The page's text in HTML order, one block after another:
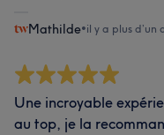
Mathilde•il y a plus d’un
Une incroyable
au top, je la